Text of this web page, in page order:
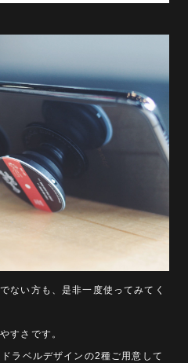
ない方も、是非一度使ってみてく
すさです。
ラベルデザインの2種ご用意して